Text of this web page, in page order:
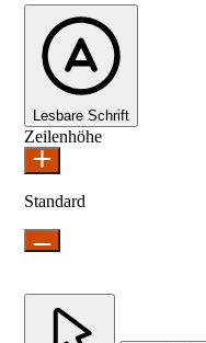
Lesbare Schrift
Zeilenhöhe
Standard